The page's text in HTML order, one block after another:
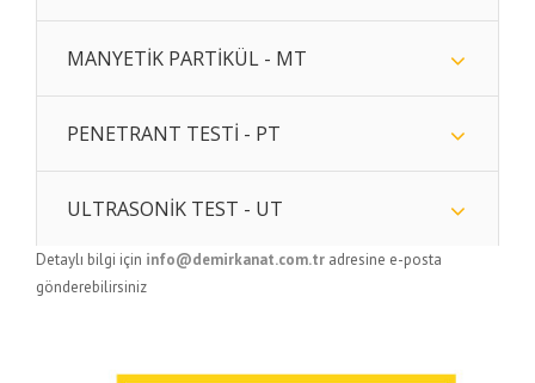
MANYETİK PARTİKÜL - MT
PENETRANT TESTİ - PT
ULTRASONİK TEST - UT
Detaylı bilgi için info@demirkanat.com.tr adresine e-posta
gönderebilirsiniz